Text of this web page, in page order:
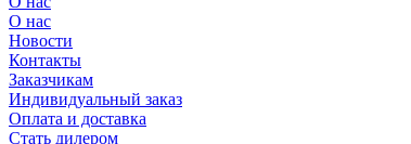
О нас
Новости
Контакты
Заказчикам
Индивидуальный заказ
Оплата и доставка
Стать дилером